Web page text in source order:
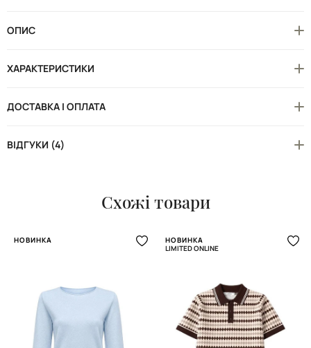
ОПИС
ХАРАКТЕРИСТИКИ
ДОСТАВКА І ОПЛАТА
ВІДГУКИ (4)
Схожі товари
НОВИНКА
НОВИНКА
LIMITED ONLINE